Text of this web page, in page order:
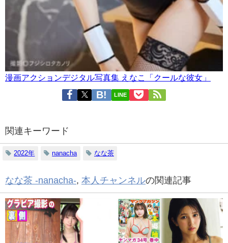
漫画アクションデジタル写真集 えなこ「クールな彼女」
LINE
関連キーワード
2022年 nanacha なな茶
なな茶 -nanacha-, 本人チャンネルの関連記事